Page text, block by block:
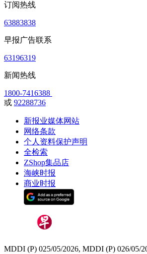
订阅热线
63883838
早报广告联系
63196319
新闻热线
1800-7416388
或 92288736
新报业媒体网站
网络条款
个人资料保护声明
全检索
ZShop集品店
海峡时报
商业时报
MDDI (P) 025/05/2026, MDDI (P) 026/05/